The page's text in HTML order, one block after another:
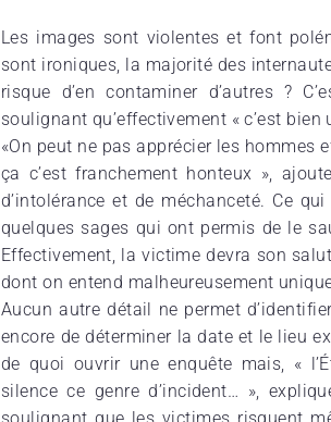
Les images sont violentes et font
sont ironiques, la majorité des
risque d’en contaminer d’autres ?
soulignant qu’effectivement « c’est
«On peut ne pas apprécier les
ça c’est franchement honteux »,
d’intolérance et de méchanceté. Ce
quelques sages qui ont permis de le
Effectivement, la victime devra son
dont on entend malheureusement
Aucun autre détail ne permet
encore de déterminer la date et le lieu
de quoi ouvrir une enquête mais, «
silence ce genre d’incident… »,